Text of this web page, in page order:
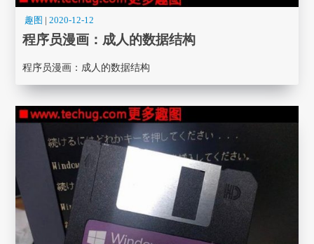
趣图 |2020-12-12
程序员漫画： 成人的数据结构
程序员漫画： 成人的数据结构